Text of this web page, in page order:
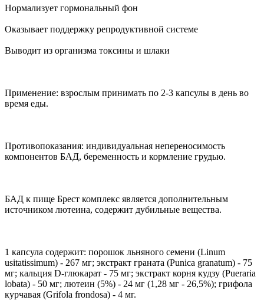
Нормализует гормональный фон
Оказывает поддержку репродуктивной системе
Выводит из организма токсины и шлаки
Применение: взрослым принимать по 2-3 капсулы в день во
время еды.
Противопоказания: индивидуальная непереносимость
компонентов БАД, беременность и кормление грудью.
БАД к пище Брест комплекс является дополнительным
источником лютеина, содержит дубильные вещества.
1 капсула содержит: порошок льняного семени (Linum
usitatissimum) - 267 мг; экстракт граната (Punica granatum) - 75
мг; кальция D-глюкарат - 75 мг; экстракт корня кудзу (Pueraria
lobata) - 50 мг; лютеин (5%) - 24 мг (1,28 мг - 26,5%); грифола
курчавая (Grifola frondosa) - 4 мг.